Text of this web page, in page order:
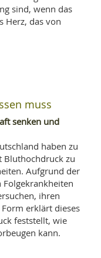
sind, wenn das
Herz, das von
muss
senken und
haben zu
Bluthochdruck zu
Aufgrund der
ihren
erklärt dieses
feststellt, wie
kann.